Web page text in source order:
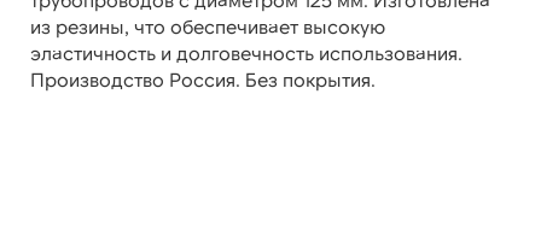
из резины, что обеспечивает высокую
эластичность и долговечность использования.
Производство Россия. Без покрытия.